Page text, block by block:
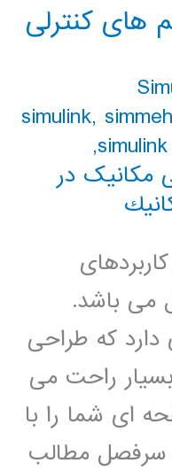
های کنترلی
,
,
مکانیک در
می باشد.
دارد که طراحی
راحت می
کتابچه 64 صفحه ای شما را با
سرفصل مطالب